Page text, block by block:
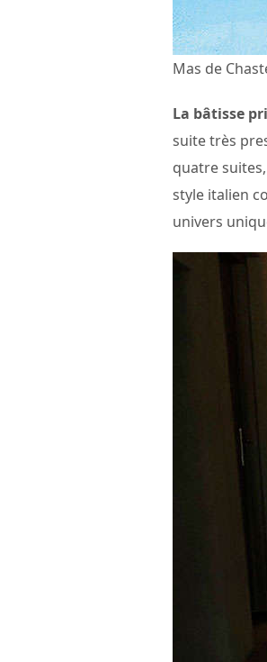
Mas de
La bâtisse
suite très
quatre
style italien
univers